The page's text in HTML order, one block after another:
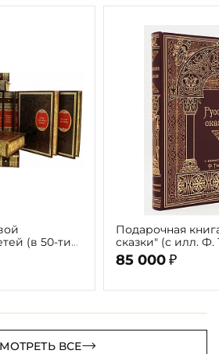
(в 50-ти
Подарочная
сказки" (с илл. Ф.
85 000 ₽
ВСЕ